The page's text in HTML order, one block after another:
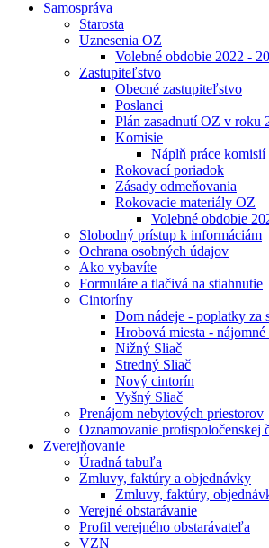
Samospráva
Starosta
Uznesenia OZ
Volebné obdobie 2022 -
Zastupiteľstvo
Obecné zastupiteľstvo
Poslanci
Plán zasadnutí OZ v roku
Komisie
Náplň práce
Rokovací poriadok
Zásady odmeňovania
Rokovacie materiály OZ
Volebné obdobie
Slobodný prístup k informáciám
Ochrana osobných údajov
Ako vybavíte
Formuláre a tlačivá na stiahnutie
Cintoríny
Dom nádeje - poplatky za
Hrobová miesta -
Nižný Sliač
Stredný Sliač
Nový cintorín
Vyšný Sliač
Prenájom nebytových priestorov
Oznamovanie protispoločenskej
Zverejňovanie
Úradná tabuľa
Zmluvy, faktúry a objednávky
Zmluvy, faktúry,
Verejné obstarávanie
Profil verejného obstarávateľa
VZN